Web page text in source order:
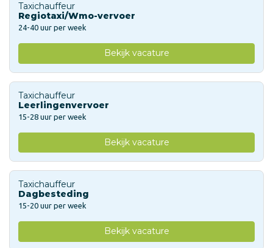
Taxichauffeur
Regiotaxi/Wmo-vervoer
24-40 uur per week
Bekijk vacature
Taxichauffeur
Leerlingenvervoer
15-28 uur per week
Bekijk vacature
Taxichauffeur
Dagbesteding
15-20 uur per week
Bekijk vacature